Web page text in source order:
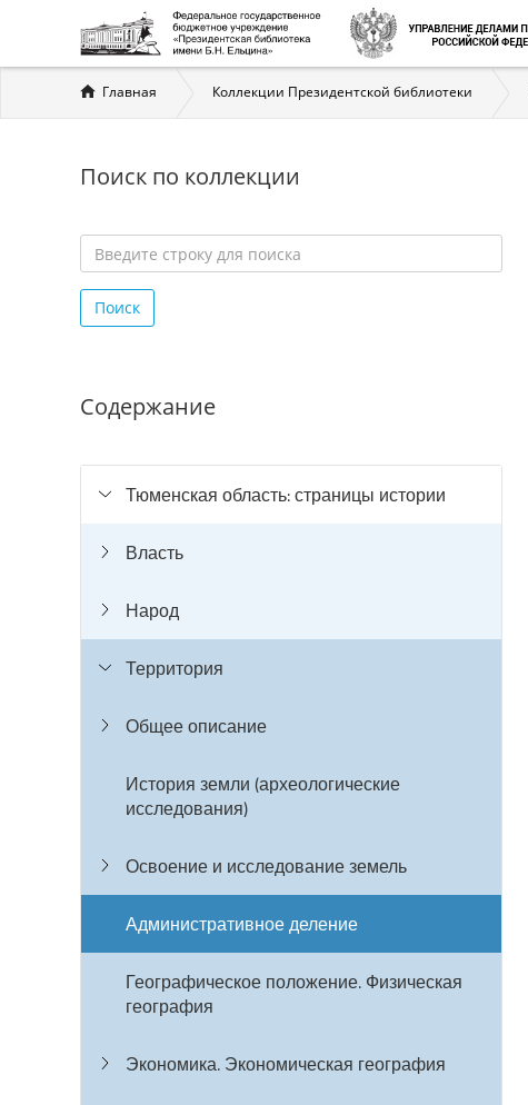
Вы
здесь
Главная Коллекции Президентской библиотеки
Поиск по коллекции
строку
для
Поиск
Содержание
Тюменская область: страницы истории
Власть
Народ
Территория
Общее описание
История земли (археологические
исследования)
Освоение и исследование земель
Административное деление
Географическое положение. Физическая
география
Экономика. Экономическая география